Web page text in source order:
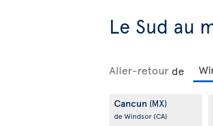
Le Sud au
Aller-retour de
Cancun (MX)
de Windsor(CA)